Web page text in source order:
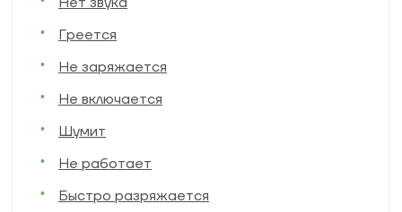
Греется
Не заряжается
Не включается
Шумит
Не работает
Быстро разряжается